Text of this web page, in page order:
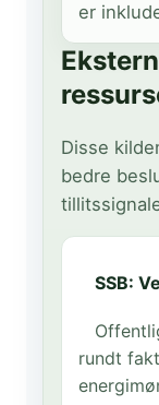
er
Disse
bedre
SSB:
rundt